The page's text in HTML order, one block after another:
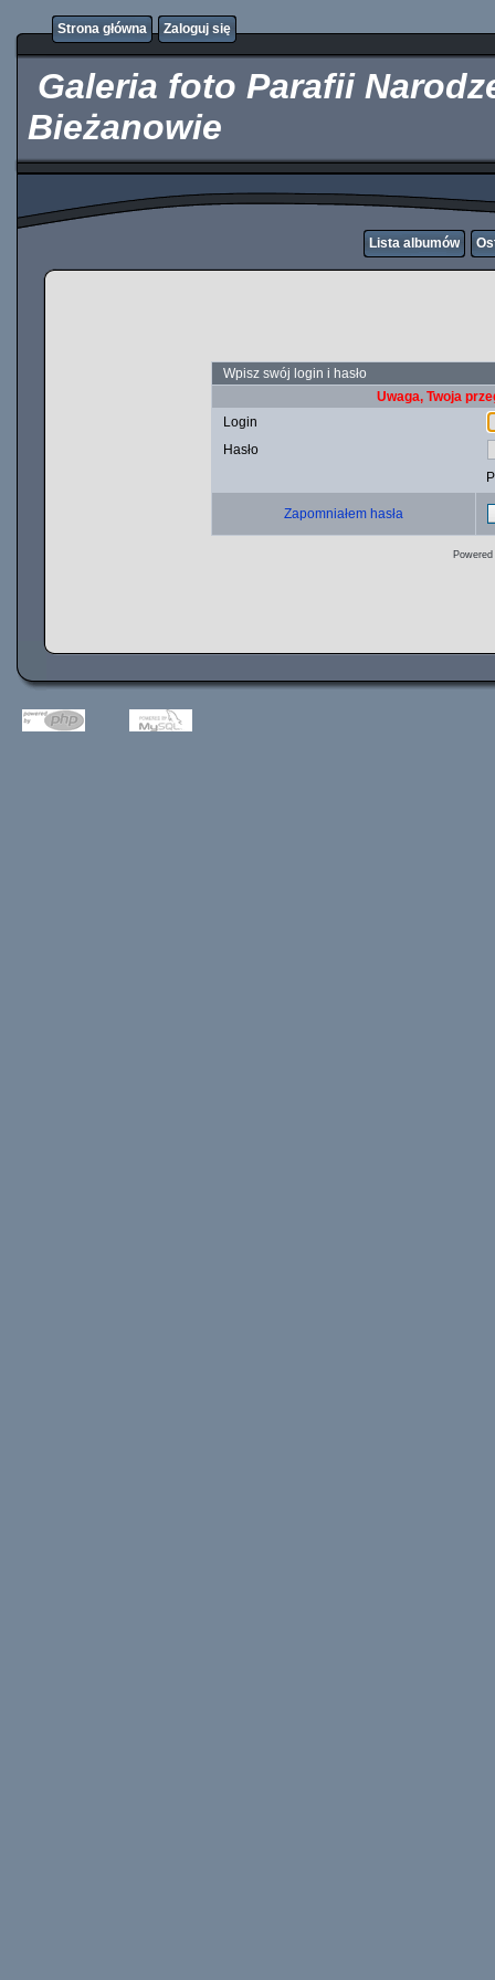
Strona główna
Zaloguj się
Galeria foto Parafii
Bieżanowie
Lista albumów
Wpisz swój login i hasło
Uwaga, Twoja
Login
Hasło
Zapomniałem hasła